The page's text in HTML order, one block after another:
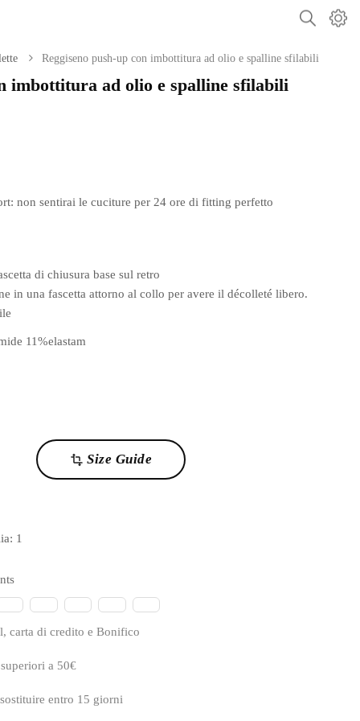
Reggiseno push-up con imbottitura ad olio e spalline sfilabili
imbottitura ad olio e spalline sfilabili
non sentirai le cuciture per 24 ore di fitting perfetto
di chiusura base sul retro
in una fascetta attorno al collo per avere il décolleté libero.
11%elastam
transform Size Guide
1
carta di credito e Bonifico
a 50€
entro 15 giorni